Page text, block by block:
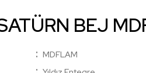
BEJ
MDFLAM